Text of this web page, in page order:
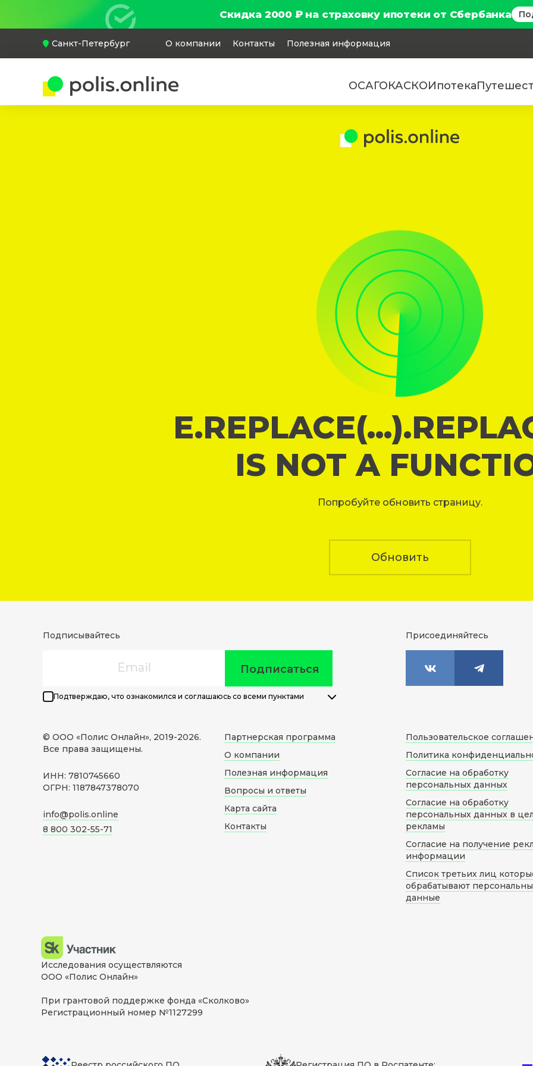
Скидка 2000 ₽ на страховку ипотеки от Сбербанка
Санкт-Петербург О компании Контакты Полезная информация
ОСАГОКАСКОИпотека
IS NOT A
Попробуйте обновить страницу.
Обновить
Подписывайтесь
Подписаться
Подтверждаю, что ознакомился и соглашаюсь со всеми пунктами
Присоединяйтесь
© ООО «Полис Онлайн», 2019-2026.
Все права защищены.
ИНН: 7810745660
ОГРН: 1187847378070
info@polis.online
8 800 302-55-71
Партнерская программа
О компании
Полезная информация
Вопросы и ответы
Карта сайта
Контакты
Пользовательское
Политика
Согласие на обработку
персональных данных
Согласие на обработку
персональных данных в
рекламы
Согласие на получение
информации
Список третьих лиц
обрабатывают
данные
Исследования осуществляются
ООО «Полис Онлайн»
При грантовой поддержке фонда «Сколково»
Регистрационный номер №1127299